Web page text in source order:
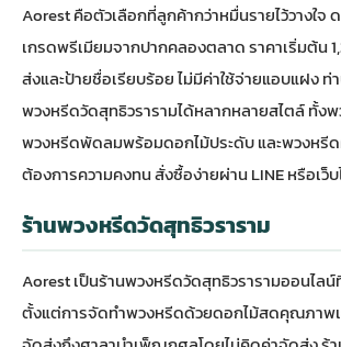
Aorest คือตัวเลือกที่ลูกค้ากว่าหมื่นรายไว้วางใ
เกรดพรีเมียมจากปากคลองตลาด ราคาเริ่มต้น
ส่งและป้ายชื่อเรียบร้อย ไม่มีค่าใช้จ่ายแอบแฝง ท่
พวงหรีดวัดสุทธิวรารามได้หลากหลายสไตล์ ทั้ง
พวงหรีดพัดลมพร้อมดอกไม้ประดับ และพวงหรี
ต้องการความคงทน สั่งซื้อง่ายผ่าน LINE หรือเว็
ร้านพวงหรีดวัดสุทธิวราราม
Aorest เป็นร้านพวงหรีดวัดสุทธิวรารามออนไลน์
ตั้งแต่การจัดทำพวงหรีดด้วยดอกไม้สดคุณภาพ